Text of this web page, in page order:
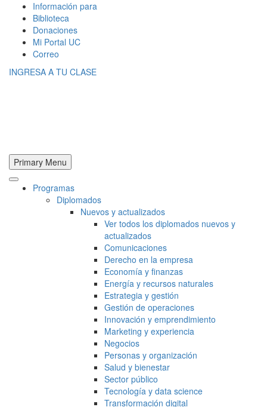
Información para
Biblioteca
Donaciones
Mi Portal UC
Correo
INGRESA A TU CLASE
Primary Menu
Programas
Diplomados
Nuevos y actualizados
Ver todos los diplomados nuevos y
actualizados
Comunicaciones
Derecho en la empresa
Economía y finanzas
Energía y recursos naturales
Estrategia y gestión
Gestión de operaciones
Innovación y emprendimiento
Marketing y experiencia
Negocios
Personas y organización
Salud y bienestar
Sector público
Tecnología y data science
Transformación digital